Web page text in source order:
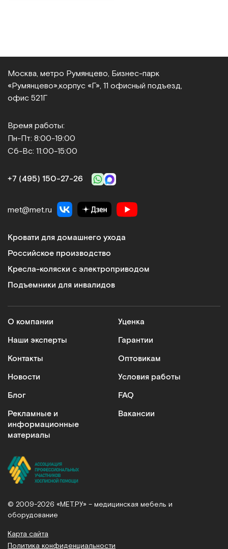
Москва, метро Румянцево, Бизнес‑парк
«Румянцево», корпус «Г», 11 офисный подъезд,
офис 521Г
Время работы:
Пн-Пт: 8:00-19:00
Сб-Вс: 11:00-15:00
+7 (495) 150‑27‑26
met@met.ru
Кровати для домашнего ухода
Российское производство
Кресла-коляски с электроприводом
Подъемники для инвалидов
О компании
Наши эксперты
Контакты
Новости
Блог
Рекламные и
информационные
материалы
Уценка
Гарантии
Оптовикам
Условия работы
FAQ
Вакансии
© 2009-2026 «МЕТ.РУ» – медицинская мебель и
оборудование
Карта сайта
Политика конфиденциальности